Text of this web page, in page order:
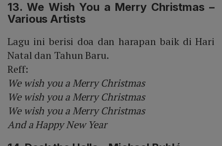
13. We Wish You a Merry Christmas –
Various Artists
Lagu ini berisi doa dan harapan baik di Hari
Natal dan Tahun Baru.
Reff:
We wish you a Merry Christmas
We wish you a Merry Christmas
We wish you a Merry Christmas
And a Happy New Year